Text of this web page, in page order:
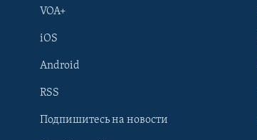
Learning English
VOA+
iOS
Android
RSS
Подпишитесь на новости